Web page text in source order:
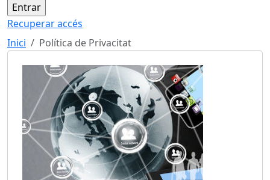
Recuperar accés
Inici
Política de Privacitat